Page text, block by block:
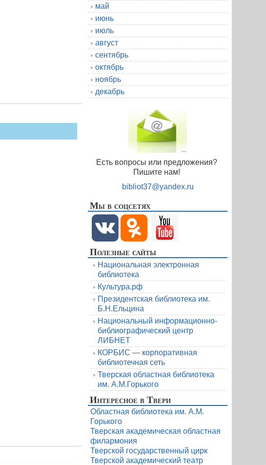
май
июнь
июль
август
сентябрь
октябрь
ноябрь
декабрь
Есть вопросы или предложения?
Пишите нам!
bibliot37@yandex.ru
Мы в соцсетях
Полезные сайты
Национальная электронная
библиотека
Культура.рф
Президентская библиотека им.
Б.Н.Ельцина
Национальный информационно-
библиографический центр
ЛИБНЕТ
КОРБИС — корпоративная
библиотечная сеть
Тверская областная библиотека
им. А.М.Горького
Интересное в Твери
Областная библиотека им. А.М.
Горького
Тверская академическая областная
филармония
Тверской государственный цирк
Тверской академический театр